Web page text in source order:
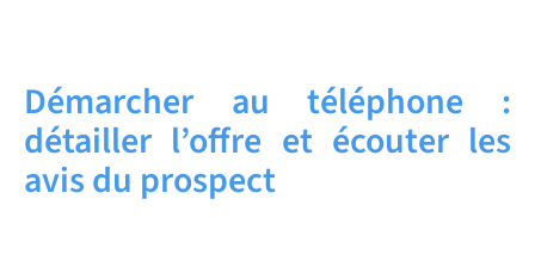
Démarcher au téléphone :
détailler l’offre et écouter les
avis du prospect